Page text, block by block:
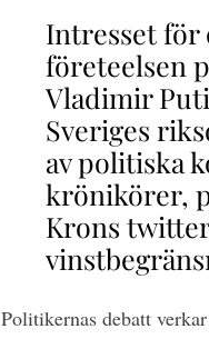
Intresset för
företeelsen
Vladimir
Sveriges
av politiska
krönikörer,
Krons
Politikernas debatt